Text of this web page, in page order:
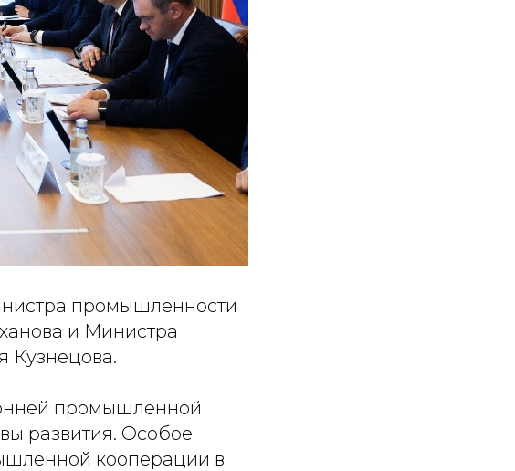
промышленности
и Министра
Кузнецова.
промышленной
развития. Особое
кооперации в